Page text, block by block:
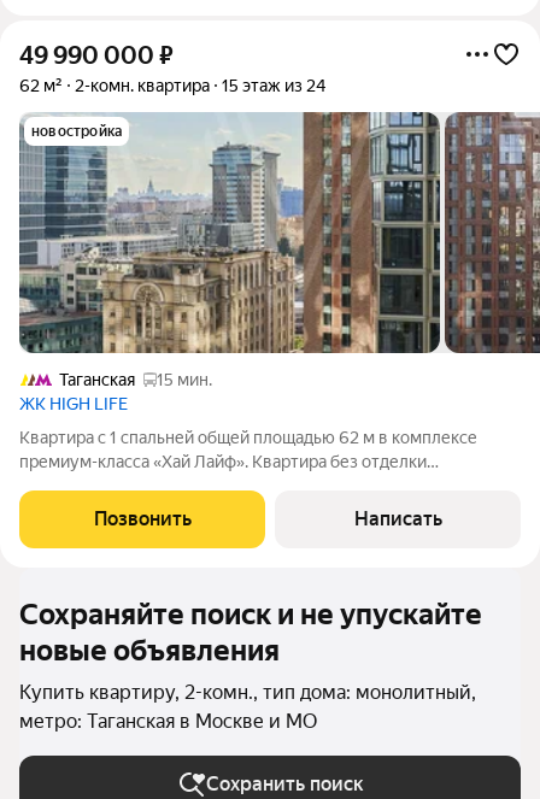
49 990 000 ₽
62 м² 2-комн. квартира 15 этаж из 24
новостройка
Таганская
15 мин.
ЖК HIGH LIFE
Квартира с 1 спальней общей площадью 62 м в комплексе
премиум-класса «Хай Лайф». Квартира без отделки
(Feel Tower). Планировочное решение: кухня-гостиная, мастер-
спальня с отдельным санузлом
Позвонить Написать
Сохраняйте поиск и не упускайте
новые объявления
Купить квартиру, 2-комн., тип дома: монолитный,
метро: Таганская в Москве и МО
Сохранить поиск